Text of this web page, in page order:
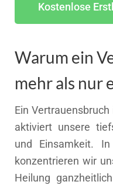
Kostenlose
Warum ein
mehr als nur
Ein
aktiviert unsere
und Einsamkeit.
konzentrieren wir
Heilung